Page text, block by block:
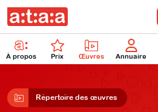
À propos Prix Œuvres Annuaire
Répertoire des œuvres